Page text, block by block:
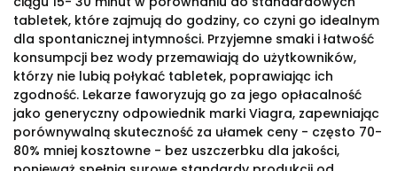
tabletek, które zajmują do godziny, co czyni go idealnym
dla spontanicznej intymności. Przyjemne smaki i łatwość
konsumpcji bez wody przemawiają do użytkowników,
którzy nie lubią połykać tabletek, poprawiając ich
zgodność. Lekarze faworyzują go za jego opłacalność
jako generyczny odpowiednik marki Viagra, zapewniając
porównywalną skuteczność za ułamek ceny - często 70-
80% mniej kosztowne - bez uszczerbku dla jakości,